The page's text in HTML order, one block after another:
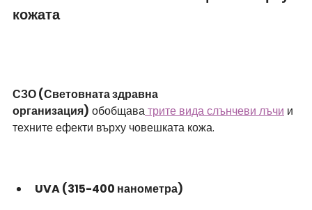
кожата
СЗО (Световната здравна
организация) обобщава трите вида слънчеви лъчи и
техните ефекти върху човешката кожа.
UVA (315-400 нанометра)